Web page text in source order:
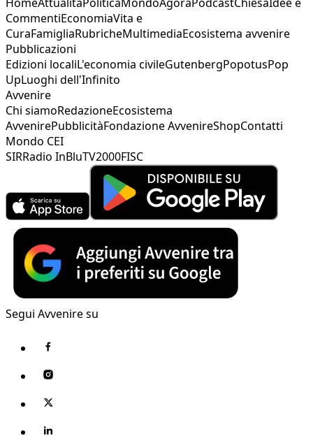
CommentiEconomiaVita e
CuraFamigliaRubricheMultimediaEcosistema avvenire
Pubblicazioni
Edizioni localiL'economia civileGutenbergPopotusPop
UpLuoghi dell'Infinito
Avvenire
Chi siamoRedazioneEcosistema
AvvenirePubblicitàFondazione AvvenireShopContatti
Mondo CEI
SIRRadio InBluTV2000FISC
Segui Avvenire su